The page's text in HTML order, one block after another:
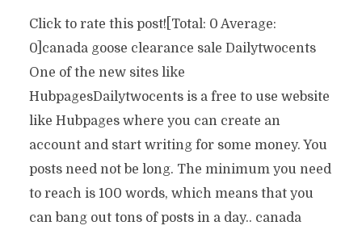
Click to rate this post![Total: 0 Average:
0]canada goose clearance sale Dailytwocents
One of the new sites like
HubpagesDailytwocents is a free to use website
like Hubpages where you can create an
account and start writing for some money. You
posts need not be long. The minimum you need
to reach is 100 words, which means that you
can bang out tons of posts in a day.. canada